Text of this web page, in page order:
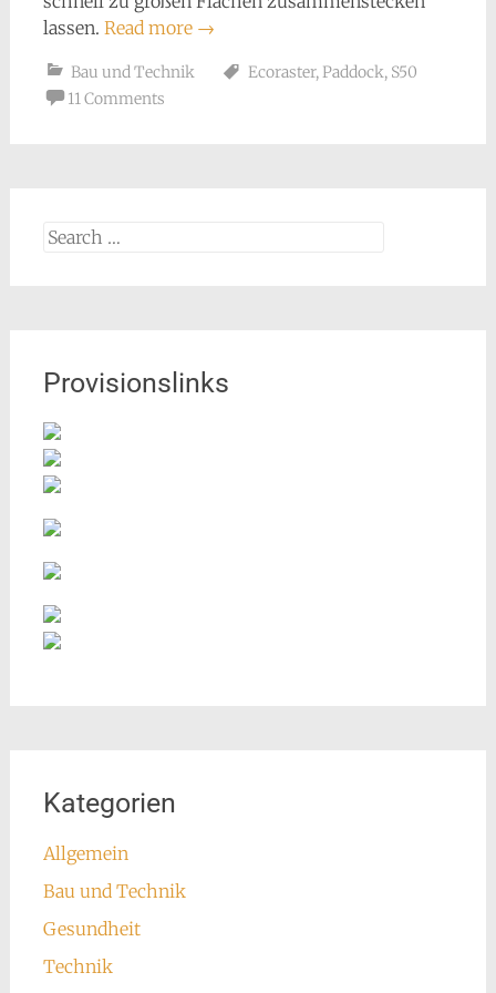
lassen. Read more →
Bau und Technik Ecoraster,Paddock, S50
11 Comments
Search
Provisionslinks
Kategorien
Allgemein
Bau und Technik
Gesundheit
Technik